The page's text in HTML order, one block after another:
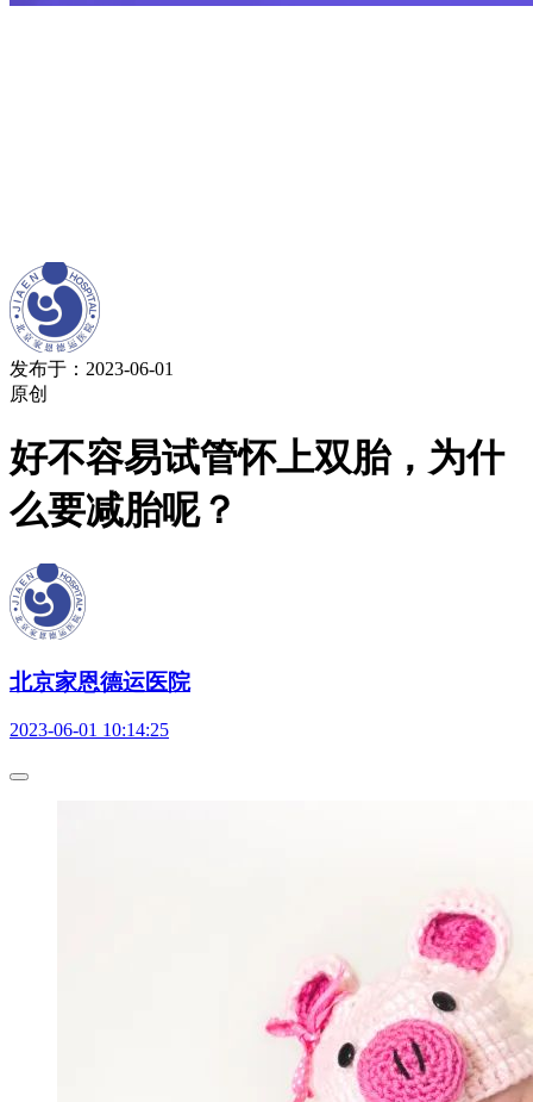
发布于：2023-06-01
原创
好不容易试管怀上双胎，为什
么要减胎呢？
北京家恩德运医院
2023-06-01 10:14:25